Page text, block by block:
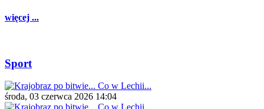
więcej ...
Sport
środa, 03 czerwca 2026 14:04